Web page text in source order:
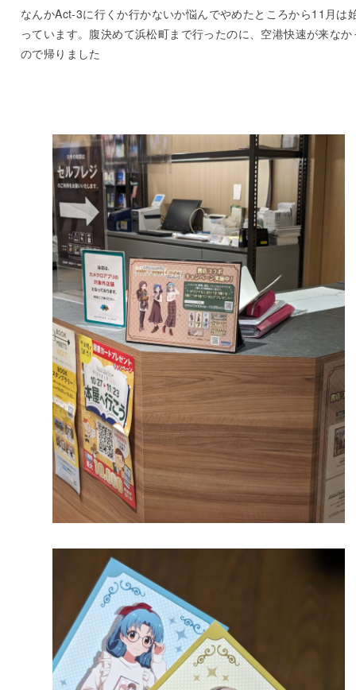
なんかAct-3に行くか行かないか悩んでやめたところから11月は
っています。腹決めて浜松町まで行ったのに、空港快速が来なか
ので帰りました